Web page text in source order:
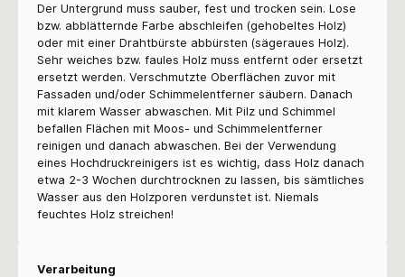
Der Untergrund muss sauber, fest und trocken sein. Lose
bzw. abblätternde Farbe abschleifen (gehobeltes Holz)
oder mit einer Drahtbürste abbürsten (sägeraues Holz).
Sehr weiches bzw. faules Holz muss entfernt oder ersetzt
ersetzt werden. Verschmutzte Oberflächen zuvor mit
Fassaden und/oder Schimmelentferner säubern. Danach
mit klarem Wasser abwaschen. Mit Pilz und Schimmel
befallen Flächen mit Moos- und Schimmelentferner
reinigen und danach abwaschen. Bei der Verwendung
eines Hochdruckreinigers ist es wichtig, dass Holz danach
etwa 2-3 Wochen durchtrocknen zu lassen, bis sämtliches
Wasser aus den Holzporen verdunstet ist. Niemals
feuchtes Holz streichen!
Verarbeitung